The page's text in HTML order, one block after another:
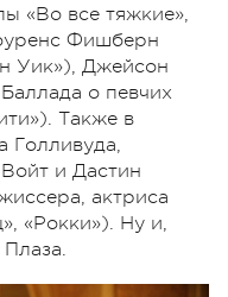
«Во все тяжкие»,
Фишберн
Уик»), Джейсон
о певчих
Также в
Голливуда,
и Дастин
актриса
«Рокки»). Ну и,